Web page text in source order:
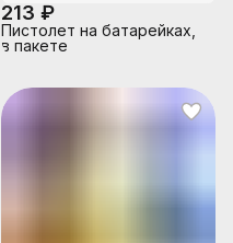
213 ₽
Пистолет на батарейках,
в пакете